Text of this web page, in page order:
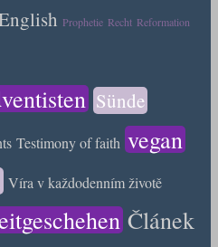
Prophetie Recht Reformation
Sünde
Testimony of faith vegan
Víra v každodenním životě
Článek